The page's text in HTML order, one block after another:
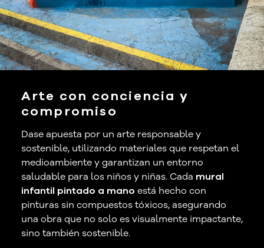
Arte con conciencia y
compromiso
Dase apuesta por un arte responsable y
sostenible, utilizando materiales que respetan el
medioambiente y garantizan un entorno
saludable para los niños y niñas. Cada mural
infantil pintado a mano está hecho con
pinturas sin compuestos tóxicos, asegurando
una obra que no solo es visualmente impactante,
sino también sostenible.